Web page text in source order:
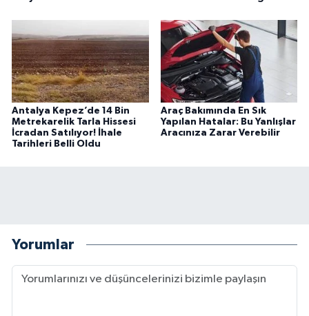
Antalya Kepez’de 14 Bin
Metrekarelik Tarla Hissesi
İcradan Satılıyor! İhale
Tarihleri Belli Oldu
Araç Bakımında En Sık
Yapılan Hatalar: Bu Yanlışlar
Aracınıza Zarar Verebilir
Yorumlar